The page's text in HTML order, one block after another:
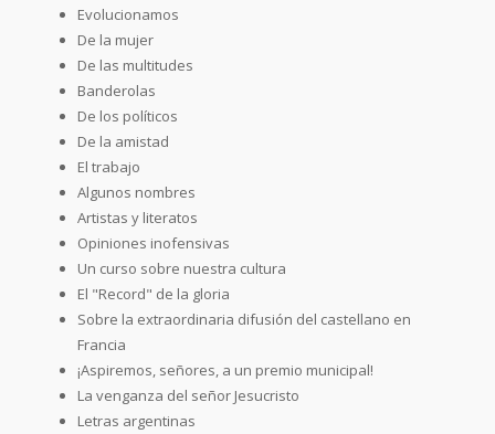
Evolucionamos
De la mujer
De las multitudes
Banderolas
De los políticos
De la amistad
El trabajo
Algunos nombres
Artistas y literatos
Opiniones inofensivas
Un curso sobre nuestra cultura
El "Record" de la gloria
Sobre la extraordinaria difusión del castellano en
Francia
¡Aspiremos, señores, a un premio municipal!
La venganza del señor Jesucristo
Letras argentinas